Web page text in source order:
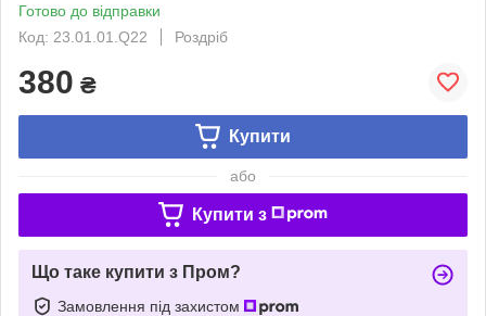
Готово до відправки
Код: 23.01.01.Q22
Роздріб
380 ₴
Купити
або
Купити з
Що таке купити з Пром?
Замовлення під захистом